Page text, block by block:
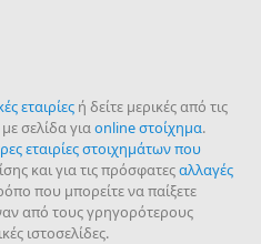
εταιρίες ή δείτε μερικές από τις
με σελίδα γιαonline στοίχημα.
εταιρίες στοιχημάτων που
και για τις πρόσφατεςαλλαγές
που μπορείτε να παίξετε
από τους γρηγορότερους
ιστοσελίδες.